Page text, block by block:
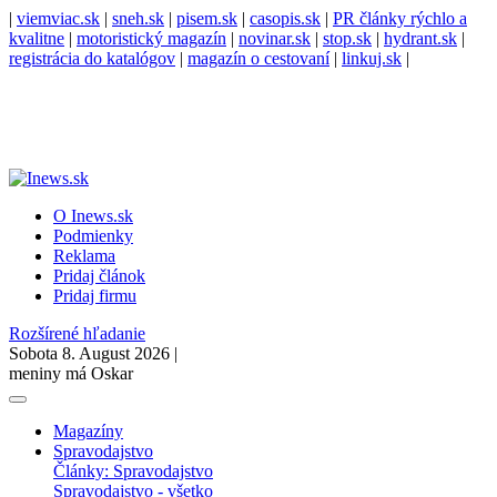
| viemviac.sk | sneh.sk | pisem.sk | casopis.sk | PR články rýchlo a
kvalitne | motoristický magazín | novinar.sk | stop.sk | hydrant.sk |
registrácia do katalógov | magazín o cestovaní| linkuj.sk |
O Inews.sk
Podmienky
Reklama
Pridaj článok
Pridaj firmu
Rozšírené hľadanie
Sobota 8. August 2026 |
meniny má Oskar
Magazíny
Spravodajstvo
Články: Spravodajstvo
Spravodajstvo - všetko